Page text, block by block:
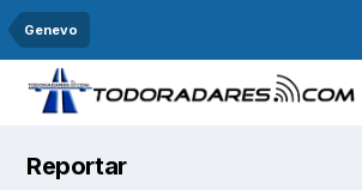
Genevo
Reportar